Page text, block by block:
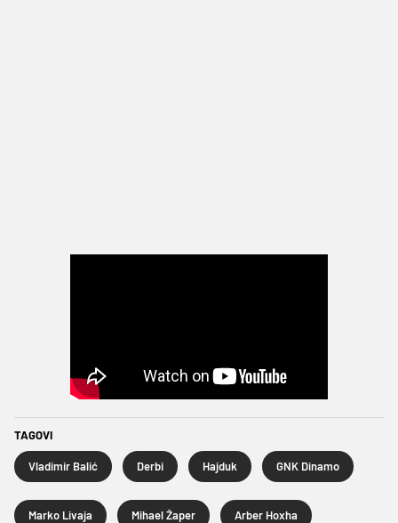
TAGOVI
Vladimir Balić Derbi Hajduk GNK Dinamo
Marko Livaja Mihael Žaper Arber Hoxha